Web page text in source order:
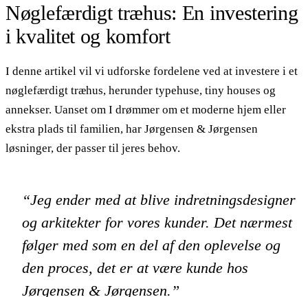
Nøglefærdigt træhus: En investering
i kvalitet og komfort
I denne artikel vil vi udforske fordelene ved at investere i et
nøglefærdigt træhus, herunder typehuse, tiny houses og
annekser. Uanset om I drømmer om et moderne hjem eller
ekstra plads til familien, har Jørgensen & Jørgensen
løsninger, der passer til jeres behov.
“Jeg ender med at blive indretningsdesigner
og arkitekter for vores kunder. Det nærmest
følger med som en del af den oplevelse og
den proces, det er at være kunde hos
Jørgensen & Jørgensen.”